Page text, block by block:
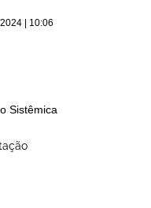
| 10:06
Sistêmica